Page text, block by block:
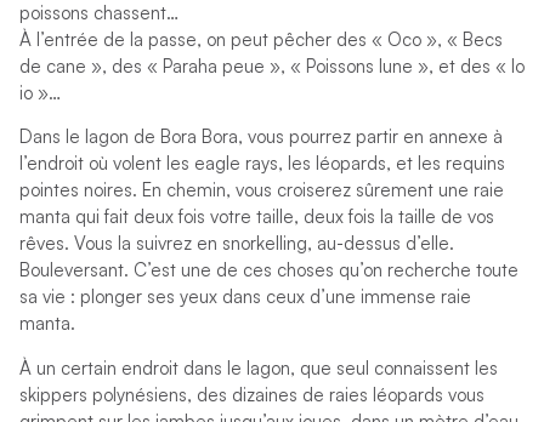
poissons chassent…
À l’entrée de la passe, on peut pêcher des « Oco », « Becs
de cane », des « Paraha peue », « Poissons lune », et des « Io
io »…
Dans le lagon de Bora Bora, vous pourrez partir en annexe à
l’endroit où volent les eagle rays, les léopards, et les requins
pointes noires. En chemin, vous croiserez sûrement une raie
manta qui fait deux fois votre taille, deux fois la taille de vos
rêves. Vous la suivrez en snorkelling, au-dessus d’elle.
Bouleversant. C’est une de ces choses qu’on recherche toute
sa vie : plonger ses yeux dans ceux d’une immense raie
manta.
À un certain endroit dans le lagon, que seul connaissent les
skippers polynésiens, des dizaines de raies léopards vous